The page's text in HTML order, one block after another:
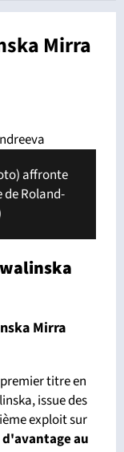
Mirra
affronte
de Roland-
Mirra
titre en
issue des
exploit sur
d'avantageau